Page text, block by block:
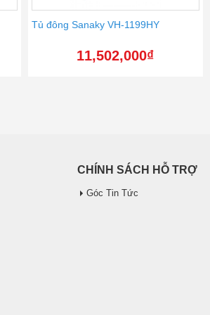
Tủ đông Sanaky VH-1199HY
11,502,000₫
CHÍNH SÁCH HỖ TRỢ
Góc Tin Tức